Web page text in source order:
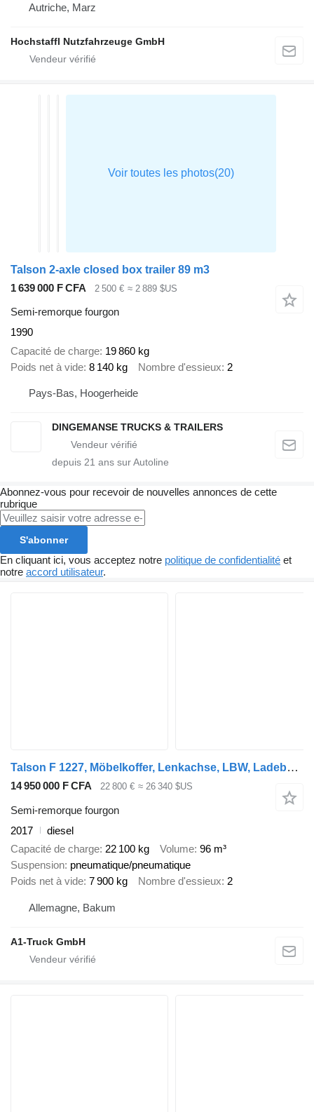
Autriche, Marz
Hochstaffl Nutzfahrzeuge GmbH
Talson 2-axle closed box trailer 89 m3
1 639 000 F CFA
2 500 € ≈ 2 889 $US
Semi-remorque fourgon
1990
Capacité de charge 19 860 kg
Poids net à vide 8 140 kg Nombre d'essieux 2
Pays-Bas, Hoogerheide
DINGEMANSE TRUCKS & TRAILERS
depuis 21 ans sur Autoline
Abonnez-vous pour recevoir de nouvelles annonces de cette
rubrique
S'abonner
En cliquant ici, vous acceptez notre politique de confidentialité et
notre accord utilisateur.
Talson F 1227, Möbelkoffer, Lenkachse, LBW, Ladebordwand
14 950 000 F CFA 22 800 € ≈ 26 340 $US
Semi-remorque fourgon
2017
diesel
Capacité de charge 22 100 kg Volume 96 m³
Suspension pneumatique/pneumatique
Poids net à vide 7 900 kg Nombre d'essieux 2
Allemagne, Bakum
A1-Truck GmbH